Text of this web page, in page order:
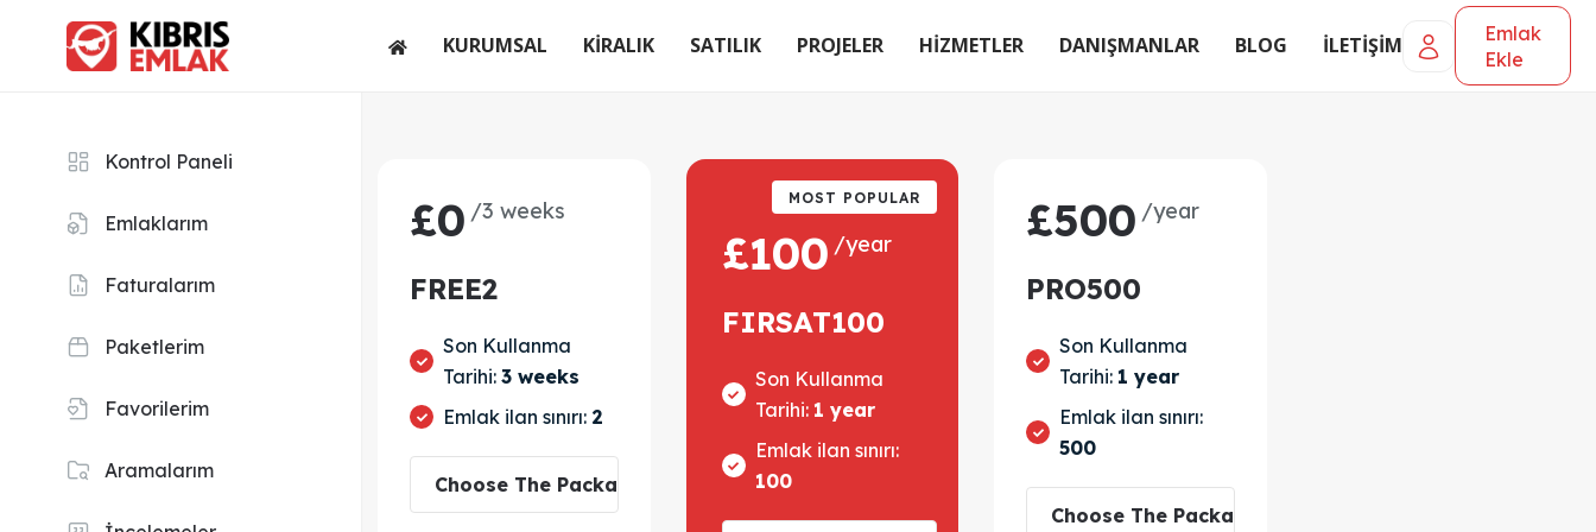
Kontrol Paneli
Emlaklarım
Faturalarım
Paketlerim
Favorilerim
Aramalarım
KURUMSAL KİRALIK SATILIK PROJELER HİZMETLER DANIŞMANLAR BLOG İLETİŞİM
Emlak
Ekle
£0 /3 weeks
FREE2
Son Kullanma
Tarihi: 3 weeks
Emlak ilan sınırı: 2
Choose The Package
MOST POPULAR
£100 /year
FIRSAT100
Son Kullanma
Tarihi: 1 year
Emlak ilan sınırı:
100
£500 /year
PRO500
Son Kullanma
Tarihi: 1 year
Emlak ilan sınırı:
500
Choose The Package